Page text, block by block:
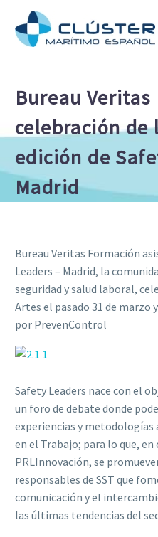
Bureau
celebración de
edición de
Madrid
Bureau Veritas Formación
Leaders – Madrid, la
seguridad y salud laboral,
Artes el pasado 31 de marzo
por PrevenControl
Safety Leaders nace con el
un foro de debate donde
experiencias y metodologías
en el Trabajo; para lo que,
PRLInnovación, se
responsables de SST que
comunicación y el
las últimas tendencias del